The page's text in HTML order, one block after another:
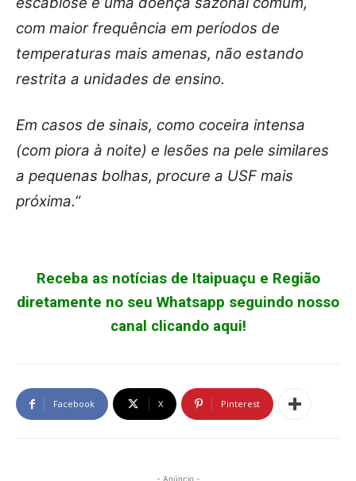
com maior frequência em períodos de
temperaturas mais amenas, não estando
restrita a unidades de ensino.
Em casos de sinais, como coceira intensa
(com piora à noite) e lesões na pele similares
a pequenas bolhas, procure a USF mais
próxima.”
Receba as notícias de Itaipuaçu e Região
diretamente no seu Whatsapp seguindo nosso
canal clicando aqui!
Facebook X Pinterest
- Anúncio -